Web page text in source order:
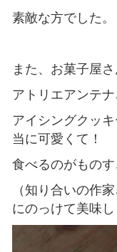
素敵な方でした。
また、お菓子屋
アトリエアンテ
アイシングクッ
当に可愛くて！
食べるのがものす
（知り合いの作
にのっけて美味し